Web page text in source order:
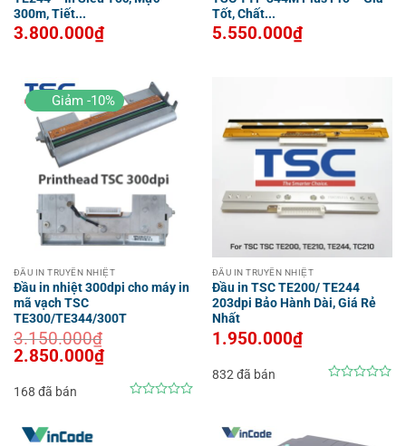
300m, Tiết...
3.800.000₫
Tốt, Chất...
5.550.000₫
Giảm -10%
ĐẦU IN TRUYỀN NHIỆT
Đầu in nhiệt 300dpi cho máy in
mã vạch TSC
TE300/TE344/300T
3.150.000₫
Giá
gốc
3.150.000₫.
2.850.000₫Giá
hiện
168 đã bán
ĐẦU IN TRUYỀN NHIỆT
Đầu in TSC TE200/ TE244
203dpi Bảo Hành Dài, Giá Rẻ
Nhất
1.950.000₫
832 đã bán